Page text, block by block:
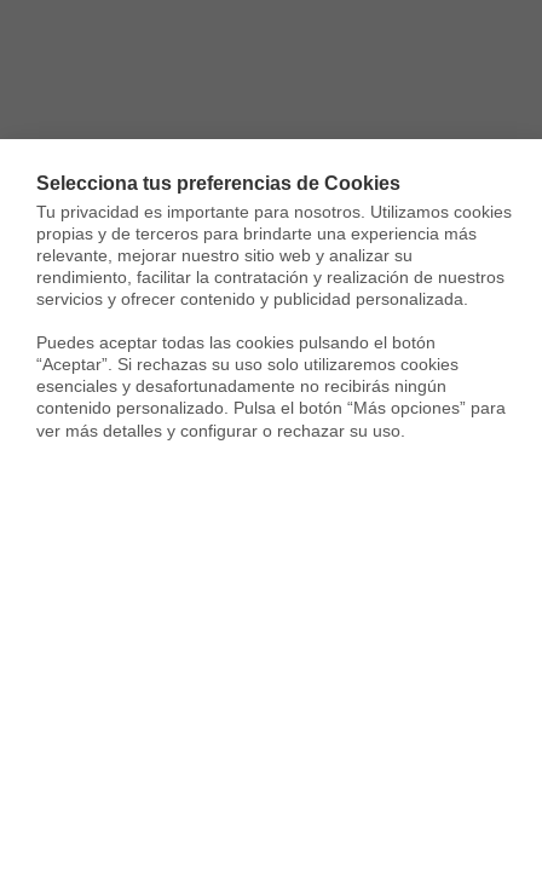
Selecciona tus preferencias de Cookies
Tu privacidad es importante para nosotros. Utilizamos cookies
propias y de terceros para brindarte una experiencia más
relevante, mejorar nuestro sitio web y analizar su
rendimiento, facilitar la contratación y realización de nuestros
servicios y ofrecer contenido y publicidad personalizada.
Puedes aceptar todas las cookies pulsando el botón
“Aceptar”. Si rechazas su uso solo utilizaremos cookies
esenciales y desafortunadamente no recibirás ningún
contenido personalizado. Pulsa el botón “Más opciones” para
ver más detalles y configurar o rechazar su uso.